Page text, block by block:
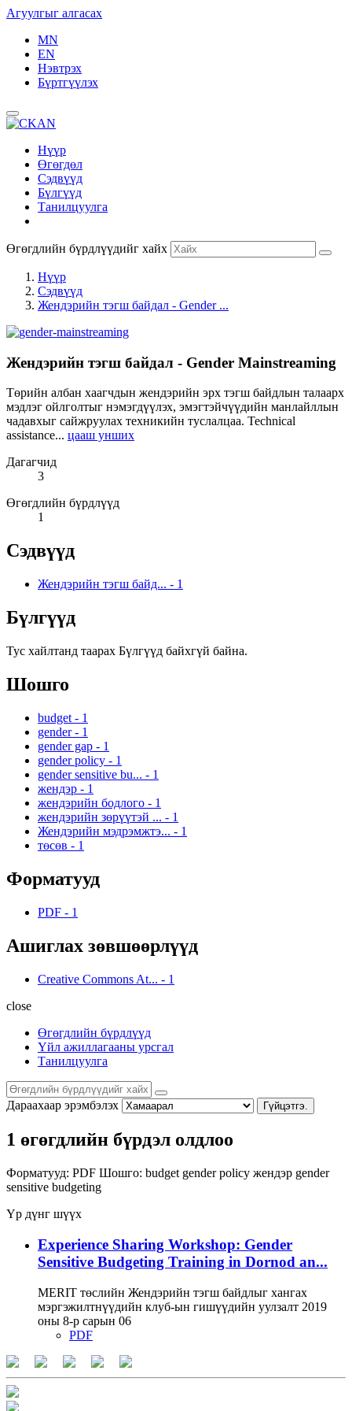
Агуулгыг алгасах
MN
EN
Нэвтрэх
Бүртгүүлэх
Нүүр
Өгөгдөл
Сэдвүүд
Бүлгүүд
Танилцуулга
Өгөгдлийн бүрдлүүдийг хайх
Нүүр
Сэдвүүд
Жендэрийн тэгш байдал - Gender ...
Жендэрийн тэгш байдал - Gender Mainstreaming
Төрийн албан хаагчдын жендэрийн эрх тэгш байдлын талаарх
мэдлэг ойлголтыг нэмэгдүүлэх, эмэгтэйчүүдийн манлайллын
чадавхыг сайжруулах техникийн туслалцаа. Technical
assistance... цааш унших
Дагагчид
3
Өгөгдлийн бүрдлүүд
1
Сэдвүүд
Жендэрийн тэгш байд... - 1
Бүлгүүд
Тус хайлтанд таарах Бүлгүүд байхгүй байна.
Шошго
budget - 1
gender - 1
gender gap - 1
gender policy - 1
gender sensitive bu... - 1
жендэр - 1
жендэрийн бодлого - 1
жендэрийн зөрүүтэй ... - 1
Жендэрийн мэдрэмжтэ... - 1
төсөв - 1
Форматууд
PDF - 1
Ашиглах зөвшөөрлүүд
Creative Commons At... - 1
close
Өгөгдлийн бүрдлүүд
Үйл ажиллагааны урсгал
Танилцуулга
Дараахаар эрэмбэлэх Гүйцэтгэ.
1 өгөгдлийн бүрдэл олдлоо
Форматууд: PDF Шошго: budget gender policy жендэр gender
sensitive budgeting
Үр дүнг шүүх
Experience Sharing Workshop: Gender
Sensitive Budgeting Training in Dornod an...
MERIT төслийн Жендэрийн тэгш байдлыг хангах
мэргэжилтнүүдийн клуб-ын гишүүдийн уулзалт 2019
оны 8-р сарын 06
PDF